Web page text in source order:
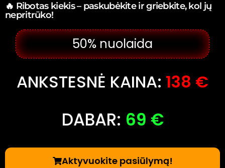
🔥 Ribotas kiekis – paskubėkite ir griebkite, kol jų
nepritrūko!
50% nuolaida
ANKSTESNĖ KAINA: 138 €
DABAR: 69 €
Aktyvuokite pasiūlymą!